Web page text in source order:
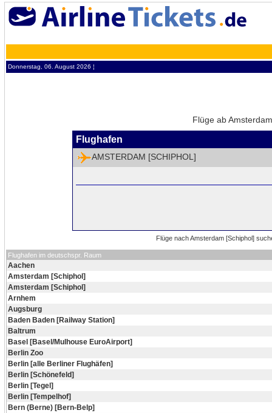
Donnerstag, 06. August 2026 ¦
Flüge ab
Flughafen
AMSTERDAM [SCHIPHOL]
Flughafen im deutschspr. Raum
Aachen
Amsterdam [Schiphol]
Amsterdam [Schiphol]
Arnhem
Augsburg
Baden Baden [Railway Station]
Baltrum
Basel [Basel/Mulhouse EuroAirport]
Berlin Zoo
Berlin [alle Berliner Flughäfen]
Berlin [Schönefeld]
Berlin [Tegel]
Berlin [Tempelhof]
Bern (Berne) [Bern-Belp]